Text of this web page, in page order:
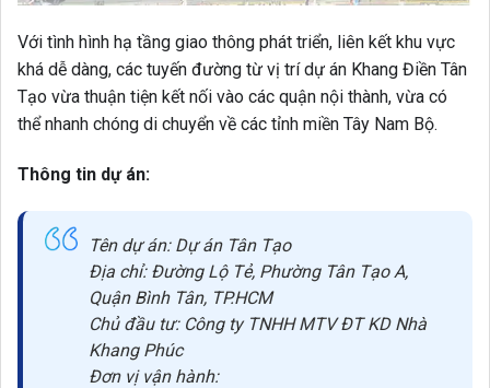
Với tình hình hạ tầng giao thông phát triển, liên kết khu vực
khá dễ dàng, các tuyến đường từ vị trí dự án Khang Điền Tân
Tạo vừa thuận tiện kết nối vào các quận nội thành, vừa có
thể nhanh chóng di chuyển về các tỉnh miền Tây Nam Bộ.
Thông tin dự án:
Tên dự án: Dự án Tân Tạo
Địa chỉ: Đường Lộ Tẻ, Phường Tân Tạo A,
Quận Bình Tân, TP.HCM
Chủ đầu tư: Công ty TNHH MTV ĐT KD Nhà
Khang Phúc
Đơn vị vận hành: